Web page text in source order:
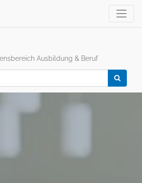
Ausbildung & Beruf